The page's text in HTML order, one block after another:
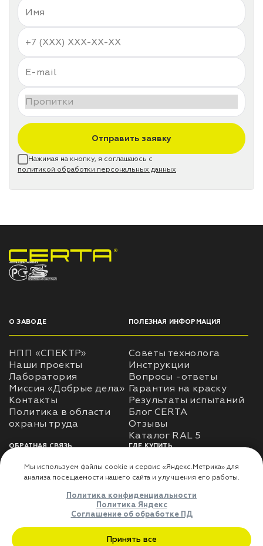
Отправить заявку
Нажимая на кнопку, я соглашаюсь с
политикой обработки персональных данных
НПП «СПЕКТР» ЗАВОД ЛАКОКРАСОЧНЫХ МАТЕРИАЛОВ
О ЗАВОДЕ
НПП «СПЕКТР»
Наши проекты
Лаборатория
Миссия «Добрые дела»
Контакты
Политика в области
ПОЛЕЗНАЯ ИНФОРМАЦИЯ
Советы технолога
Инструкции
Вопросы -ответы
Гарантия на краску
Результаты испытаний
Блог CERTA
Отзывы
Каталог RAL 5
ОБРАТНАЯ СВЯЗЬ
Использование
использования личных
Оферта
ГДЕ КУПИТЬ
Доставка
Где купить
ДЛЯ ПАРТНЁРОВ